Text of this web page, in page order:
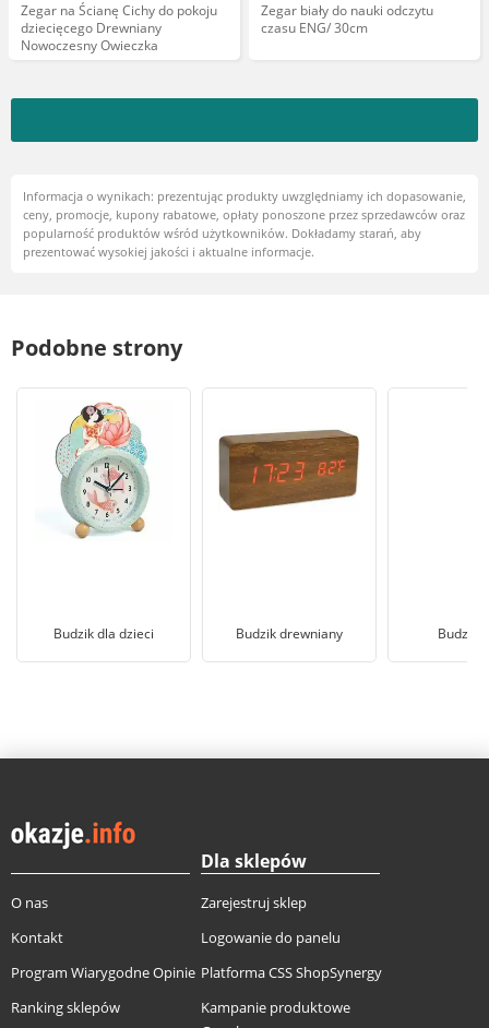
Zegar na Ścianę Cichy do pokoju
dziecięcego Drewniany
Nowoczesny Owieczka
Zegar biały do nauki odczytu
czasu ENG/ 30cm
Informacja o wynikach: prezentując produkty uwzględniamy ich dopasowanie,
ceny, promocje, kupony rabatowe, opłaty ponoszone przez sprzedawców oraz
popularność produktów wśród użytkowników. Dokładamy starań, aby
prezentować wysokiej jakości i aktualne informacje.
Podobne strony
Budzik dla dzieci Budzik drewniany Budzik
O nas
Kontakt
Program Wiarygodne Opinie
Ranking sklepów
Dla sklepów
Zarejestruj sklep
Logowanie do panelu
Platforma CSS ShopSynergy
Kampanie produktowe